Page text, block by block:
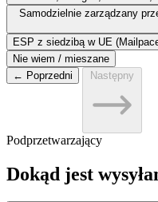
Samodzielnie zarządzany
ESP z siedzibą w UE
Nie wiem / mieszane
← Poprzedni
Następny
Podprzetwarzający
Dokąd jest